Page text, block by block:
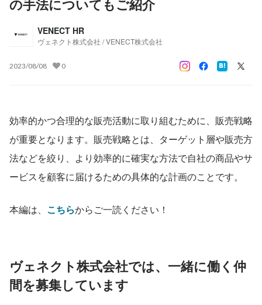
の手法についてもご紹介
VENECT HR
ヴェネクト株式会社 / VENECT株式会社
2023/08/08 0
効率的かつ合理的な販売活動に取り組むために、販売戦略
が重要となります。販売戦略とは、ターゲット層や販売方
法などを絞り、より効率的に確実な方法で自社の商品やサ
ービスを顧客に届けるための具体的な計画のことです。
本編は、 こちらからご一読ください！
ヴェネクト株式会社では、一緒に働く仲
間を募集しています